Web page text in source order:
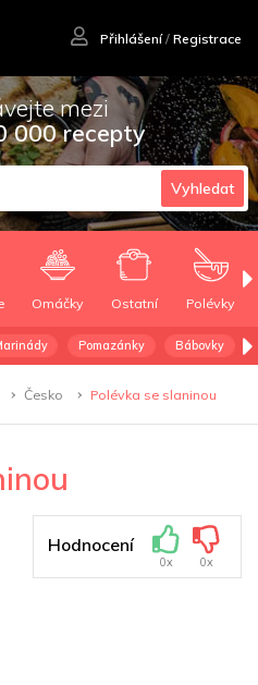
Přihlášení/ Registrace
mezi
000 recepty
Vyhledat
Omáčky Ostatní Polévky
Pomazánky Bábovky
Česko Polévka se slaninou
Hodnocení
0x 0x